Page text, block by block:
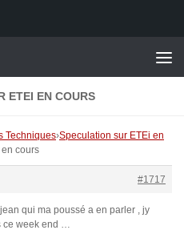
ETEI EN COURS
Techniques›Speculation sur ETEi en
en cours
#1717
qui ma poussé a en parler , jy
ce week end …